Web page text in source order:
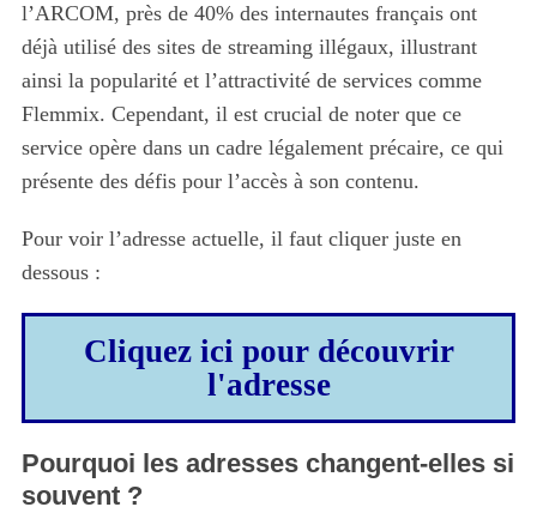
l’ARCOM, près de 40% des internautes français ont
déjà utilisé des sites de streaming illégaux, illustrant
ainsi la popularité et l’attractivité de services comme
Flemmix. Cependant, il est crucial de noter que ce
service opère dans un cadre légalement précaire, ce qui
présente des défis pour l’accès à son contenu.
Pour voir l’adresse actuelle, il faut cliquer juste en
dessous :
Cliquez ici pour découvrir
l'adresse
Pourquoi les adresses changent-elles si
souvent ?